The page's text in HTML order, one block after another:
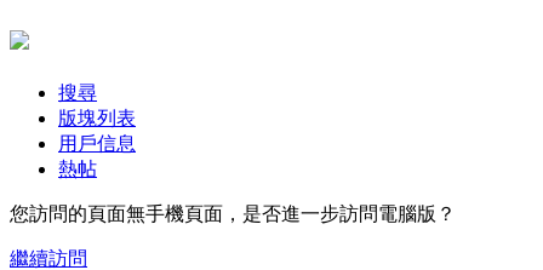
搜尋
版塊列表
用戶信息
熱帖
您訪問的頁面無手機頁面，是否進一步訪問電腦版？
繼續訪問